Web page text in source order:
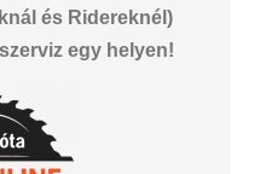
és Ridereknél)
egy helyen!